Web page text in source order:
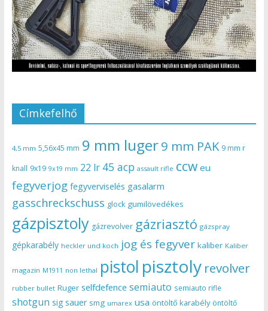
Címkefelhő
4,5 mm 5,56x45 mm 9 mm luger9 mm PAK 9 mm r
knall 9x19 9x19 mm 22 lr 45 acp assault rifle ccw eu
fegyverjog fegyverviselés gasalarm
gasschreckschuss glock gumilövedékes
gázpisztoly gázrevolver gázriasztó gázspray
gépkarabély heckler und koch jog és fegyver kaliber Kaliber
magazin M1911 non lethal pistol pisztoly revolver
rubber bullet Ruger selfdefence semiauto semiauto rifle
shotgun sig sauer smg umarex usa öntöltő karabély öntöltő